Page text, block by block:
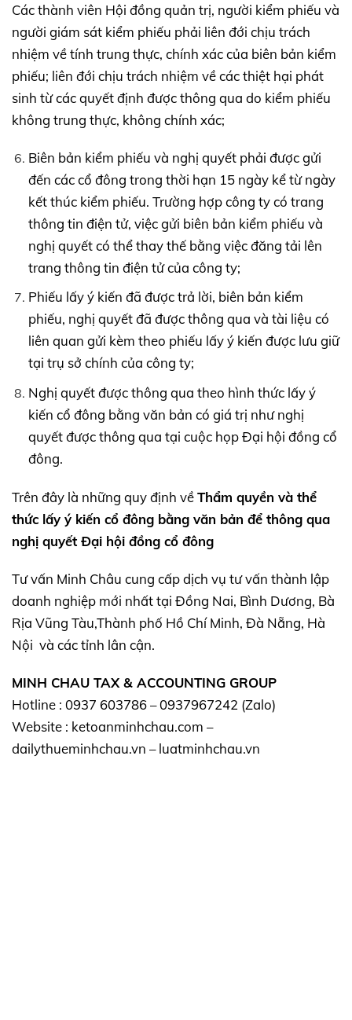
Các thành viên Hội đồng quản trị, người kiểm phiếu và
người giám sát kiểm phiếu phải liên đới chịu trách
nhiệm về tính trung thực, chính xác của biên bản kiểm
phiếu; liên đới chịu trách nhiệm về các thiệt hại phát
sinh từ các quyết định được thông qua do kiểm phiếu
không trung thực, không chính xác;
Biên bản kiểm phiếu và nghị quyết phải được gửi
đến các cổ đông trong thời hạn 15 ngày kể từ ngày
kết thúc kiểm phiếu. Trường hợp công ty có trang
thông tin điện tử, việc gửi biên bản kiểm phiếu và
nghị quyết có thể thay thế bằng việc đăng tải lên
trang thông tin điện tử của công ty;
Phiếu lấy ý kiến đã được trả lời, biên bản kiểm
phiếu, nghị quyết đã được thông qua và tài liệu có
liên quan gửi kèm theo phiếu lấy ý kiến được lưu giữ
tại trụ sở chính của công ty;
Nghị quyết được thông qua theo hình thức lấy ý
kiến cổ đông bằng văn bản có giá trị như nghị
quyết được thông qua tại cuộc họp Đại hội đồng cổ
đông.
Trên đây là những quy định vềThẩm quyền và thể
thức lấy ý kiến cổ đông bằng văn bản để thông qua
nghị quyết Đại hội đồng cổ đông
Tư vấn Minh Châu cung cấp dịch vụ tư vấn thành lập
doanh nghiệp mới nhất tại Đồng Nai, Bình Dương, Bà
Rịa Vũng Tàu,Thành phố Hồ Chí Minh, Đà Nẵng, Hà
Nội và các tỉnh lân cận.
MINH CHAU TAX & ACCOUNTING GROUP
Hotline : 0937 603786 – 0937967242 (Zalo)
Website : ketoanminhchau.com –
dailythueminhchau.vn – luatminhchau.vn